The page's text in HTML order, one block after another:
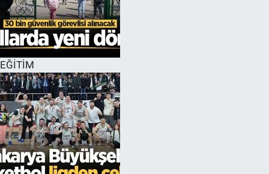
EĞİTİM